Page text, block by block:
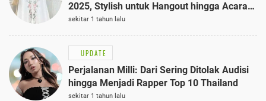
2025, Stylish untuk Hangout hingga Acara
Semi-Formal
sekitar 1 tahun lalu
UPDATE
Perjalanan Milli: Dari Sering Ditolak Audisi
hingga Menjadi Rapper Top 10 Thailand
sekitar 1 tahun lalu